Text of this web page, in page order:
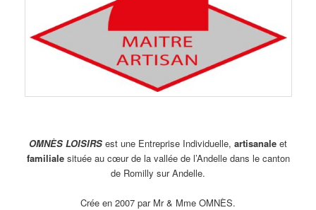
OMNÈS LOISIRS est une Entreprise Individuelle, artisanale et
familiale située au cœur de la vallée de l’Andelle dans le canton
de Romilly sur Andelle.
Crée en 2007 par Mr & Mme OMNÈS.